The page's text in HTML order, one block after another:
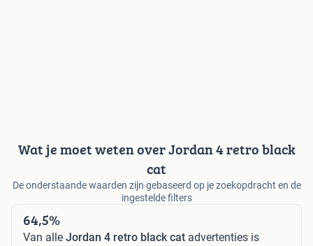
Wat je moet weten over Jordan 4 retro black
cat
De onderstaande waarden zijn gebaseerd op je zoekopdracht en de
ingestelde filters
64,5%
Van alle Jordan 4 retro black cat advertenties is